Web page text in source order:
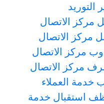
التوريد
مركز الاتصال
مركز الاتصال
مركز الاتصال
مركز الاتصال
خدمة العملاء
استقبال خدمة